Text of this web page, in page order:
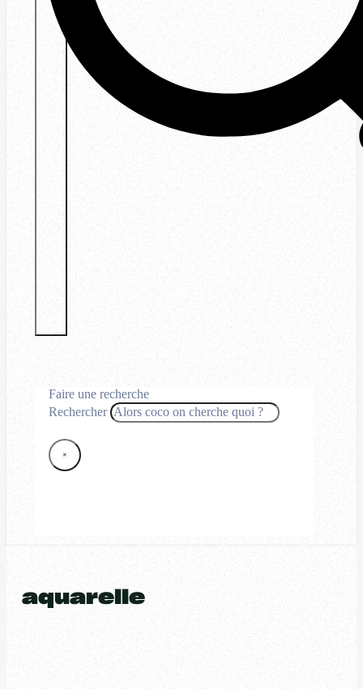
Faire une recherche
Rechercher
×
aquarelle